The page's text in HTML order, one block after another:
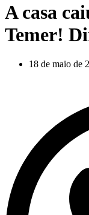
A casa
Temer!
18 de maio de